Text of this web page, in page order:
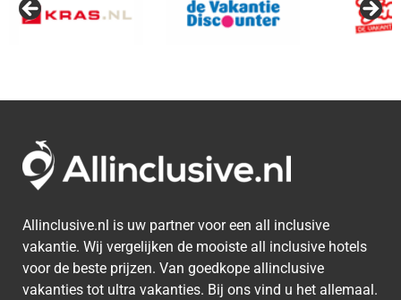
Allinclusive.nl is uw partner voor een all inclusive
vakantie. Wij vergelijken de mooiste all inclusive hotels
voor de beste prijzen. Van goedkope allinclusive
vakanties tot ultra vakanties. Bij ons vind u het allemaal.